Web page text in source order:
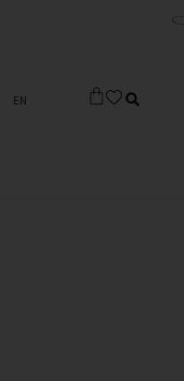
EN